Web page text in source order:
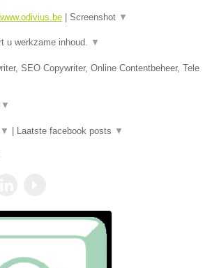
| Screenshot ▼
u werkzame inhoud. ▼
SEO Copywriter, Online Contentbeheer, Tele
▼
▼ | Laatste facebook posts ▼